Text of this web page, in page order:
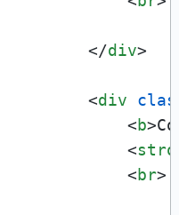
</div>
<div
<b>
<
<br>